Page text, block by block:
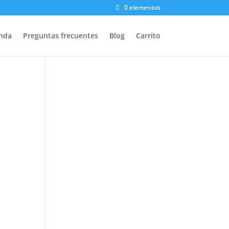
0 elementos
Preguntas frecuentes Blog Carrito